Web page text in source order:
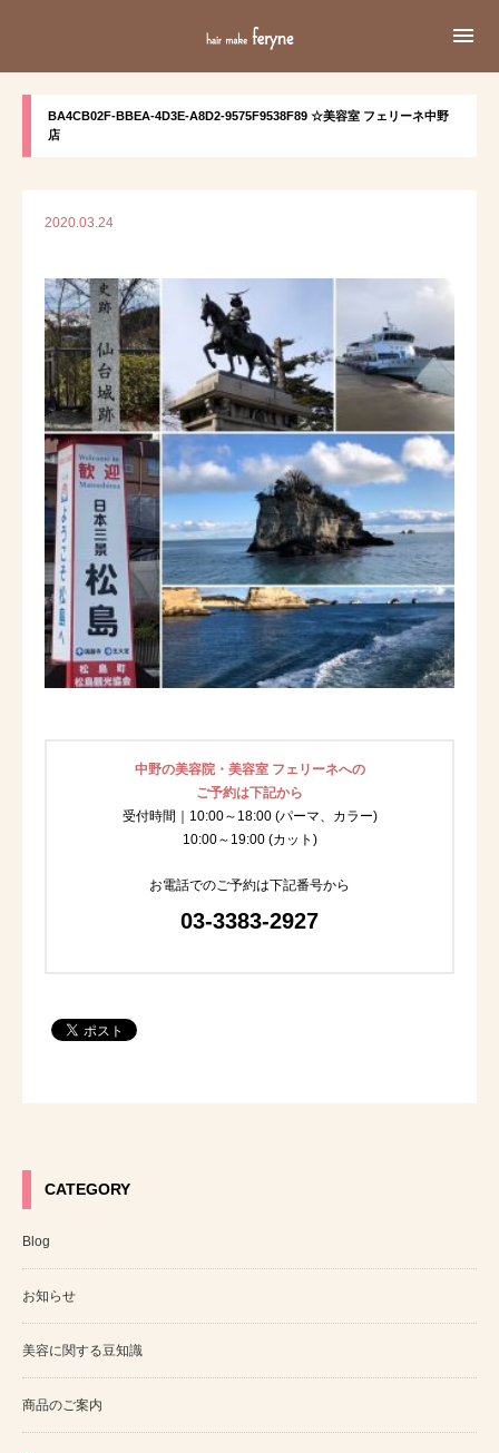

BA4CB02F-BBEA-4D3E-A8D2-9575F9538F89 ☆美容室 フェリーネ中野
店
2020.03.24
中野の美容院・美容室 フェリーネへの
ご予約は下記から
受付時間｜10:00～18:00 (パーマ、カラー)
10:00～19:00 (カット)
お電話でのご予約は下記番号から
03-3383-2927
CATEGORY
Blog
お知らせ
美容に関する豆知識
商品のご案内